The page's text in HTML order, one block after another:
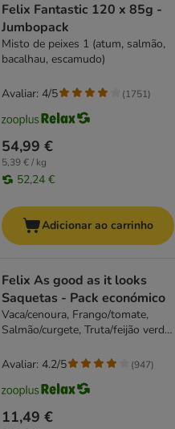
Felix Fantastic 120 x 85g -
Jumbopack
Misto de peixes 1 (atum, salmão,
bacalhau, escamudo)
54,99 €
5,39 € / kg
52,24 €
Avaliar: 4/5 (1751)
Adicionar ao carrinho
Felix As good as it looks
Saquetas - Pack económico
Vaca/cenoura, Frango/tomate,
Salmão/curgete, Truta/feijão verde
11,49 €
Avaliar: 4.2/5 (947)